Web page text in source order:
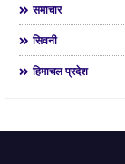
समाचार
सिवनी
हिमाचल प्रदेश